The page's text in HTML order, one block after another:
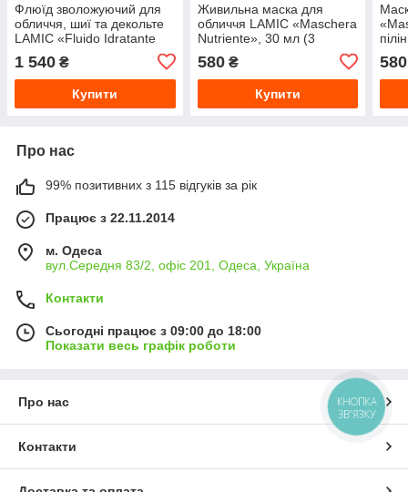
Флюїд зволожуючий для
обличчя, шиї та декольте
LAMIC «Fluido Idratante
Décolleté», 50 мл
1 540 ₴
Купити
Живильна маска для
обличчя LAMIC «Maschera
Nutriente», 30 мл (3
580₴
Купити
580
Про нас
99% позитивних з 115 відгуків за рік
Працює з 22.11.2014
м. Одеса
вул.Середня 83/2, офіс 201, Одеса, Україна
Контакти
Сьогодні працює з 09:00 до 18:00
Показати весь графік роботи
Про нас
Контакти
КНОПКА
ЗВ'ЯЗКУ